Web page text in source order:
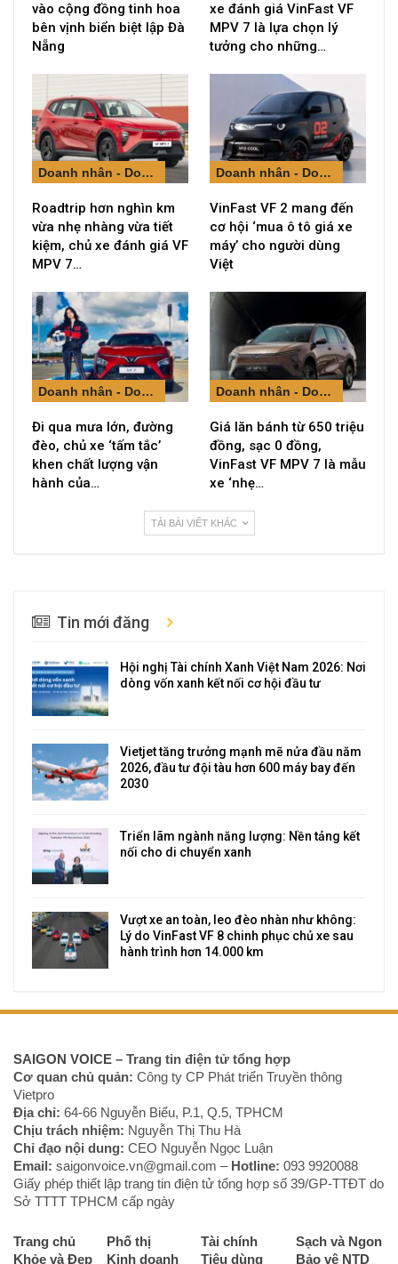
vào cộng đồng tinh hoa
bên vịnh biển biệt lập Đà
Nẵng
xe đánh giá VinFast VF
MPV 7 là lựa chọn lý
tưởng cho những…
Doanh nhân - Doanh nghiệp
Roadtrip hơn nghìn km
vừa nhẹ nhàng vừa tiết
kiệm, chủ xe đánh giá VF
MPV 7…
Doanh nhân - Doanh nghiệp
VinFast VF 2 mang đến
cơ hội ‘mua ô tô giá xe
máy’ cho người dùng
Việt
Doanh nhân - Doanh nghiệp
Đi qua mưa lớn, đường
đèo, chủ xe ‘tấm tắc’
khen chất lượng vận
hành của…
Doanh nhân - Doanh nghiệp
Giá lăn bánh từ 650 triệu
đồng, sạc 0 đồng,
VinFast VF MPV 7 là mẫu
xe ‘nhẹ…
TẢI BÀI VIẾT KHÁC
Tin mới đăng
Hội nghị Tài chính Xanh Việt Nam 2026: Nơi
dòng vốn xanh kết nối cơ hội đầu tư
Vietjet tăng trưởng mạnh mẽ nửa đầu năm
2026, đầu tư đội tàu hơn 600 máy bay đến
2030
Triển lãm ngành năng lượng: Nền tảng kết
nối cho di chuyển xanh
Vượt xe an toàn, leo đèo nhàn như không:
Lý do VinFast VF 8 chinh phục chủ xe sau
hành trình hơn 14.000 km
SAIGON VOICE – Trang tin điện tử tổng hợp
Cơ quan chủ quản: Công ty CP Phát triển Truyền thông
Vietpro
Địa chỉ: 64-66 Nguyễn Biểu, P.1, Q.5, TPHCM
Chịu trách nhiệm: Nguyễn Thị Thu Hà
Chỉ đạo nội dung: CEO Nguyễn Ngọc Luận
Email: saigonvoice.vn@gmail.com – Hotline: 093 9920088‬
Giấy phép thiết lập trang tin điện tử tổng hợp số 39/GP-TTĐT do
Sở TTTT TPHCM cấp ngày
Trang chủ Phố thị Tài chính
Sạch và Ngon
Khỏe và Đẹp
Kinh doanh Tiêu dùng Bảo vệ NTD